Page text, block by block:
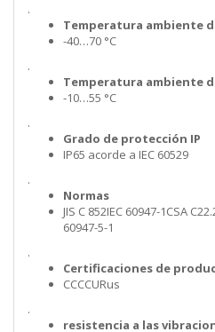
.
Temperatura ambiente
-40…70 °C
.
Temperatura ambiente
-10…55 °C
.
Grado de protección IP
IP65 acorde a IEC 60529
.
Normas
JIS C 852IEC 60947-1CSA
60947-5-1
.
Certificaciones de
CCCCURus
.
resistencia a las